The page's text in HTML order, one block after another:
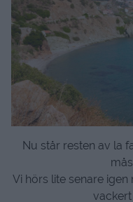
Nu står resten av la
Vi hörs lite senare